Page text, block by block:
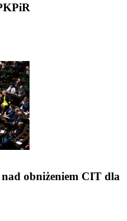
obniżeniem CIT dla